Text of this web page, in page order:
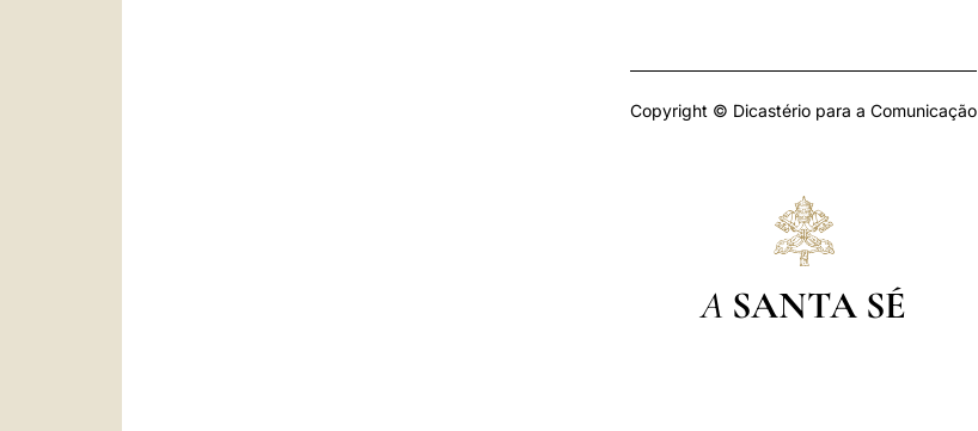
Copyright © Dicastério para a Comunicação
A SANTA SÉ